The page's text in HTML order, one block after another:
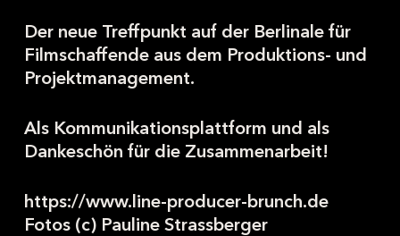
Der neue Treffpunkt auf der Berlinale für
Filmschaffende aus dem Produktions- und
Projektmanagement.
Als Kommunikationsplattform und als
Dankeschön für die Zusammenarbeit!
https://www.line-producer-brunch.de
Fotos (c) Pauline Strassberger